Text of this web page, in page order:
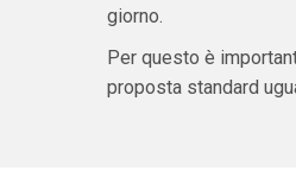
giorno.
Per questo è
proposta standard